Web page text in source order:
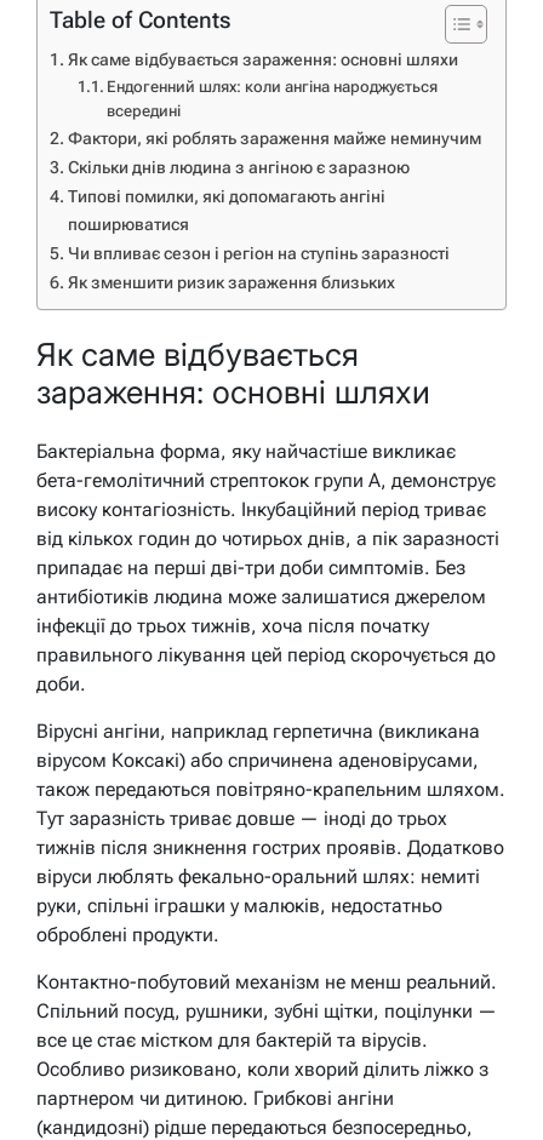
Table of Contents
Як саме відбувається зараження: основні шляхи
Ендогенний шлях: коли ангіна народжується
всередині
Фактори, які роблять зараження майже неминучим
Скільки днів людина з ангіною є заразною
Типові помилки, які допомагають ангіні
поширюватися
Чи впливає сезон і регіон на ступінь заразності
Як зменшити ризик зараження близьких
Як саме відбувається
зараження: основні шляхи
Бактеріальна форма, яку найчастіше викликає
бета-гемолітичний стрептокок групи А, демонструє
високу контагіозність. Інкубаційний період триває
від кількох годин до чотирьох днів, а пік заразності
припадає на перші дві-три доби симптомів. Без
антибіотиків людина може залишатися джерелом
інфекції до трьох тижнів, хоча після початку
правильного лікування цей період скорочується до
доби.
Вірусні ангіни, наприклад герпетична (викликана
вірусом Коксакі) або спричинена аденовірусами,
також передаються повітряно-крапельним шляхом.
Тут заразність триває довше — іноді до трьох
тижнів після зникнення гострих проявів. Додатково
віруси люблять фекально-оральний шлях: немиті
руки, спільні іграшки у малюків, недостатньо
оброблені продукти.
Контактно-побутовий механізм не менш реальний.
Спільний посуд, рушники, зубні щітки, поцілунки —
все це стає містком для бактерій та вірусів.
Особливо ризиковано, коли хворий ділить ліжко з
партнером чи дитиною. Грибкові ангіни
(кандидозні) рідше передаються безпосередньо,